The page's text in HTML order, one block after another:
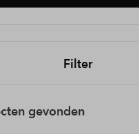
Filter
gevonden